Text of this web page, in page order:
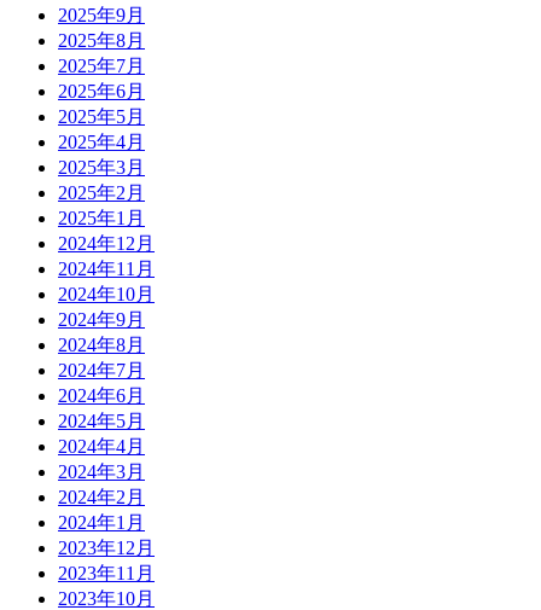
2025年9月
2025年8月
2025年7月
2025年6月
2025年5月
2025年4月
2025年3月
2025年2月
2025年1月
2024年12月
2024年11月
2024年10月
2024年9月
2024年8月
2024年7月
2024年6月
2024年5月
2024年4月
2024年3月
2024年2月
2024年1月
2023年12月
2023年11月
2023年10月